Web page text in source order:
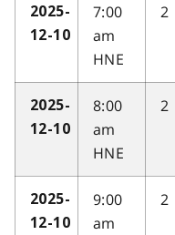
2025-
12-10
7:00
am
HNE
2
2025-
12-10
8:00
am
HNE
2
2025-
12-10
9:00
am
2